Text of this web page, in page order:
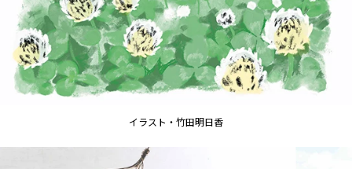
イラスト・竹田明日香